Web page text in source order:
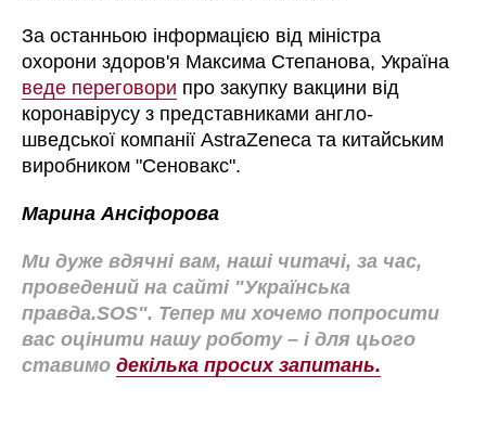
За останньою інформацією від міністра
охорони здоров'я Максима Степанова, Україна
веде переговори про закупку вакцини від
коронавірусу з представниками англо-
шведської компанії AstraZeneca та китайським
виробником "Сеновакс".
Марина Ансіфорова
Ми дуже вдячні вам, наші читачі, за час,
проведений на сайті "Українська
правда.SOS". Тепер ми хочемо попросити
вас оцінити нашу роботу – і для цього
ставимодекілька просих запитань.